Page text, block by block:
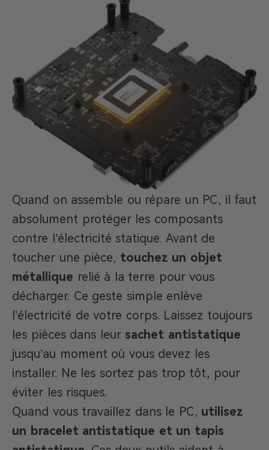
Quand on assemble ou répare un PC, il faut
absolument protéger les composants
contre l’électricité statique. Avant de
toucher une pièce, touchez un objet
métallique relié à la terre pour vous
décharger. Ce geste simple enlève
l’électricité de votre corps. Laissez toujours
les pièces dans leur sachet antistatique
jusqu’au moment où vous devez les
installer. Ne les sortez pas trop tôt, pour
éviter les risques.
Quand vous travaillez dans le PC, utilisez
un bracelet antistatique et un tapis